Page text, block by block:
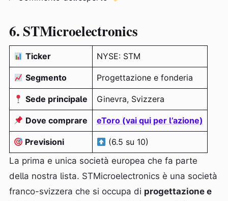
6. STMicroelectronics
Ticker NYSE: STM
Segmento Progettazione e fonderia
Sede principale Ginevra, Svizzera
Dove comprare eToro (vai qui per l’azione)
Previsioni
(6.5 su 10)
La prima e unica società europea che fa parte
della nostra lista. STMicroelectronics è una società
franco-svizzera che si occupa di progettazione e